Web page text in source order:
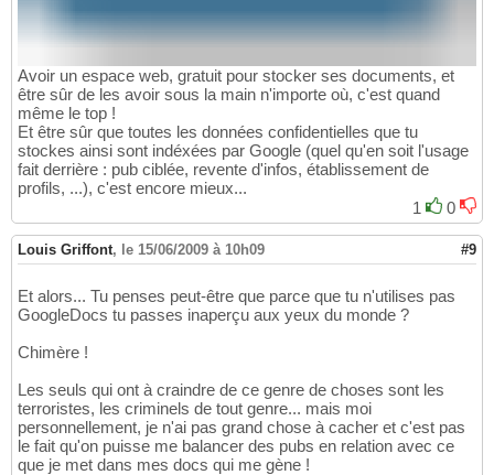
Avoir un espace web, gratuit pour stocker ses documents, et
être sûr de les avoir sous la main n'importe où, c'est quand
même le top !
Et être sûr que toutes les données confidentielles que tu
stockes ainsi sont indéxées par Google (quel qu'en soit l'usage
fait derrière : pub ciblée, revente d'infos, établissement de
profils, ...), c'est encore mieux...
1
0
Louis Griffont, le 15/06/2009 à 10h09 #9
Et alors... Tu penses peut-être que parce que tu n'utilises pas
GoogleDocs tu passes inaperçu aux yeux du monde ?
Chimère !
Les seuls qui ont à craindre de ce genre de choses sont les
terroristes, les criminels de tout genre... mais moi
personnellement, je n'ai pas grand chose à cacher et c'est pas
le fait qu'on puisse me balancer des pubs en relation avec ce
que je met dans mes docs qui me gène !